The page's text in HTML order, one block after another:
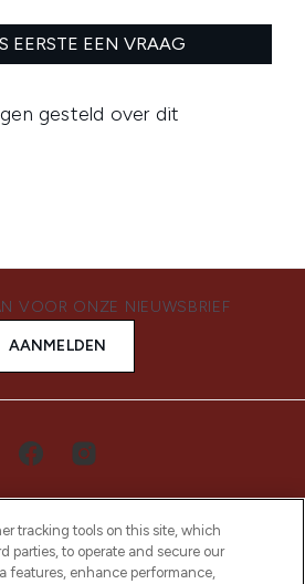
VOOR ONZE NIEUWSBRIEF
AANMELDEN
tracking tools on this site, which
parties, to operate and secure our
features, enhance performance,